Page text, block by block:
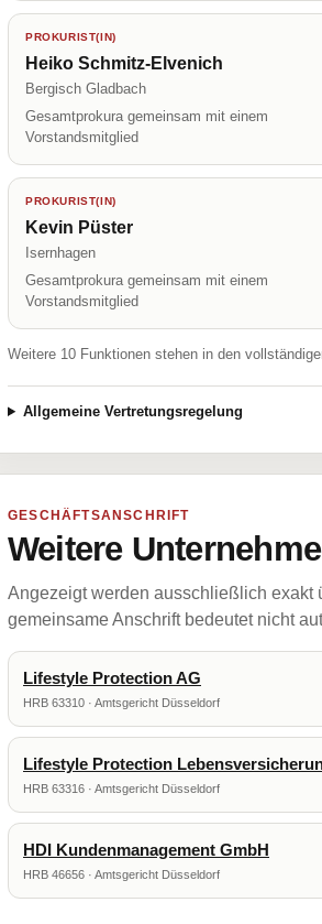
PROKURIST(IN)
Heiko Schmitz-Elvenich
Bergisch Gladbach
Gesamtprokura gemeinsam mit einem
Vorstandsmitglied
PROKURIST(IN)
Kevin Püster
Isernhagen
Gesamtprokura gemeinsam mit einem
Vorstandsmitglied
Weitere 10 Funktionen stehen in den
Allgemeine Vertretungsregelung
GESCHÄFTSANSCHRIFT
Weitere
Angezeigt werden ausschließlich exakt
gemeinsame Anschrift bedeutet nicht
Lifestyle Protection AG
HRB 63310 · Amtsgericht Düsseldorf
Lifestyle Protection
HRB 63316 · Amtsgericht Düsseldorf
HDI Kundenmanagement GmbH
HRB 46656 · Amtsgericht Düsseldorf